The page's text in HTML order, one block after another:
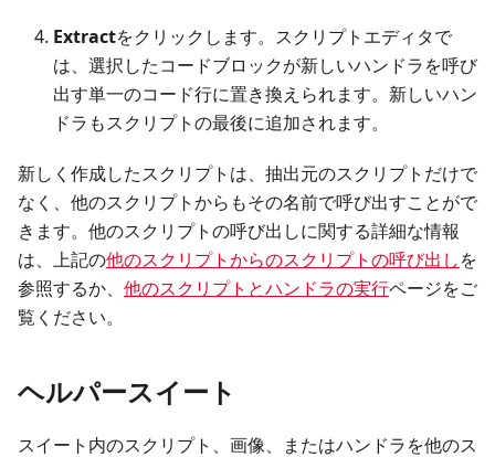
Extractをクリックします。スクリプトエディタで
は、選択したコードブロックが新しいハンドラを呼び
出す単一のコード行に置き換えられます。新しいハン
ドラもスクリプトの最後に追加されます。
新しく作成したスクリプトは、抽出元のスクリプトだけで
なく、他のスクリプトからもその名前で呼び出すことがで
きます。他のスクリプトの呼び出しに関する詳細な情報
は、上記の他のスクリプトからのスクリプトの呼び出しを
参照するか、 他のスクリプトとハンドラの実行ページをご
覧ください。
ヘルパースイート
スイート内のスクリプト、画像、またはハンドラを他のス